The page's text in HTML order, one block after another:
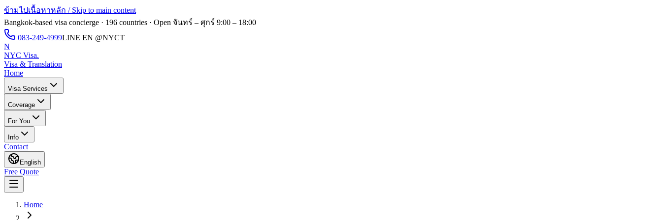
ข้ามไปเนื้อหาหลัก / Skip to main content
Bangkok-based visa concierge · 196 countries · Open จันทร์ – ศุกร์ 9:00 – 18:00
083-249-4999LINE EN @NYCT
N
NYC Visa.
Visa & Translation
Home
Visa Services
Coverage
For You
Info
Contact
English
Free Quote
Home